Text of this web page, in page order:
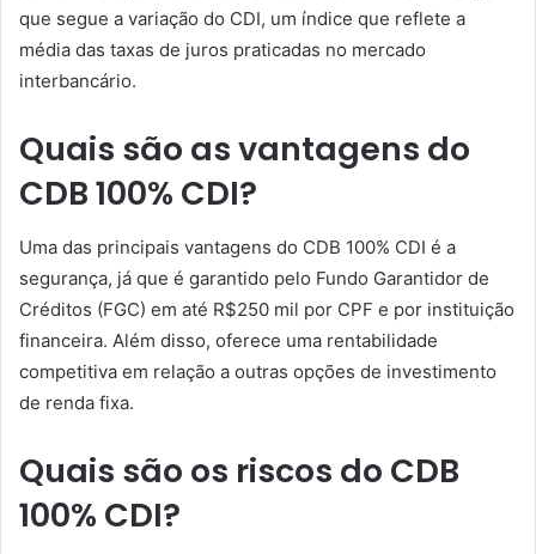
que segue a variação do CDI, um índice que reflete a
média das taxas de juros praticadas no mercado
interbancário.
Quais são as vantagens do
CDB 100% CDI?
Uma das principais vantagens do CDB 100% CDI é a
segurança, já que é garantido pelo Fundo Garantidor de
Créditos (FGC) em até R$250 mil por CPF e por instituição
financeira. Além disso, oferece uma rentabilidade
competitiva em relação a outras opções de investimento
de renda fixa.
Quais são os riscos do CDB
100% CDI?